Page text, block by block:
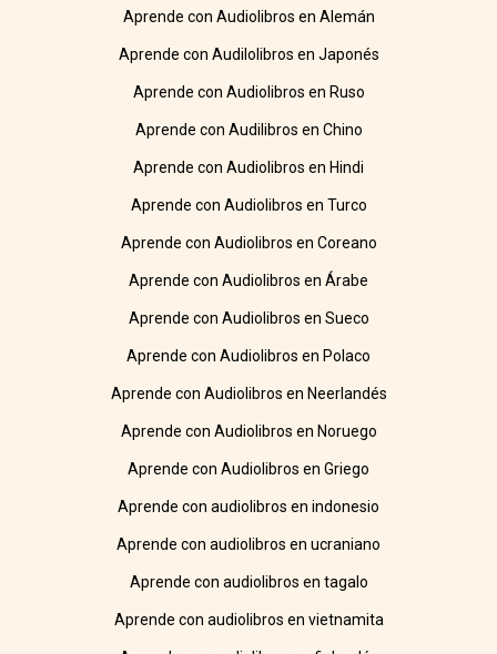
Aprende con Audiolibros en Alemán
Aprende con Audilolibros en Japonés
Aprende con Audiolibros en Ruso
Aprende con Audilibros en Chino
Aprende con Audiolibros en Hindi
Aprende con Audiolibros en Turco
Aprende con Audiolibros en Coreano
Aprende con Audiolibros en Árabe
Aprende con Audiolibros en Sueco
Aprende con Audiolibros en Polaco
Aprende con Audiolibros en Neerlandés
Aprende con Audiolibros en Noruego
Aprende con Audiolibros en Griego
Aprende con audiolibros en indonesio
Aprende con audiolibros en ucraniano
Aprende con audiolibros en tagalo
Aprende con audiolibros en vietnamita